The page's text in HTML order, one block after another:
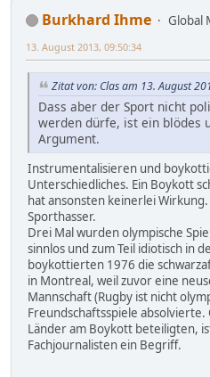
Burkhard Ihme
Global
13. August 2013, 09:50:34
Zitat von: Clas am 13. August
Dass aber der Sport nicht
werden dürfe, ist ein blödes
Argument.
Instrumentalisieren und
Unterschiedliches. Ein Boykott
hat ansonsten keinerlei
Sporthasser.
Drei Mal wurden olympische
sinnlos und zum Teil idiotisch in
boykottierten 1976 die
in Montreal, weil zuvor eine
Mannschaft (Rugby ist nicht
Freundschaftsspiele
Länder am Boykott beteiligten,
Fachjournalisten ein Begriff.